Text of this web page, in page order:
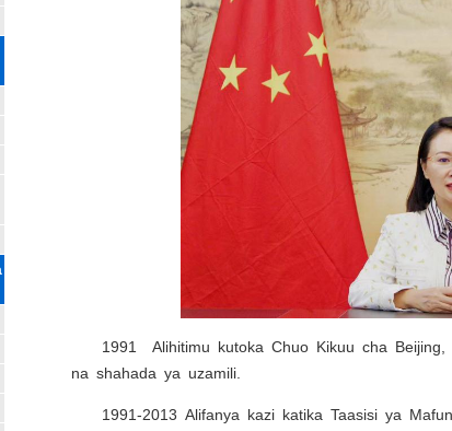
1991 Alihitimu kutoka Chuo Kikuu cha
na shahada ya uzamili.
1991-2013 Alifanya kazi katika Taasisi ya